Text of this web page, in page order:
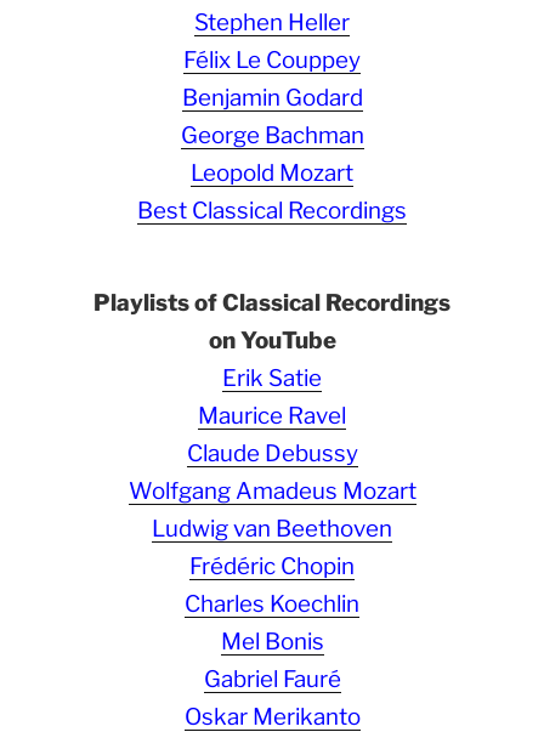
Stephen Heller
Félix Le Couppey
Benjamin Godard
George Bachman
Leopold Mozart
Best Classical Recordings
Playlists of Classical Recordings
on YouTube
Erik Satie
Maurice Ravel
Claude Debussy
Wolfgang Amadeus Mozart
Ludwig van Beethoven
Frédéric Chopin
Charles Koechlin
Mel Bonis
Gabriel Fauré
Oskar Merikanto